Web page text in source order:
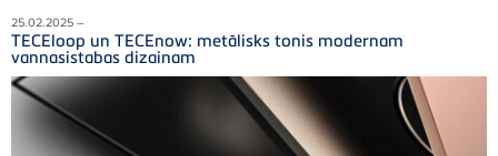
25.02.2025 –
TECEloop un TECEnow: metālisks tonis modernam
vannasistabas dizainam